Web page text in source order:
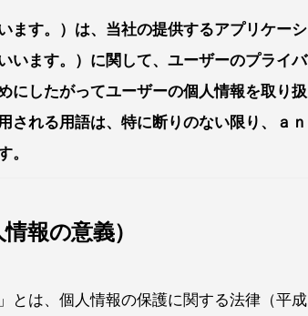
ます。）は、当社の提供するアプリケー
います。）に関して、ユーザーのプライ
にしたがってユーザーの個人情報を取り
される用語は、特に断りのない限り、ａ
。
報の意義）
とは、個人情報の保護に関する法律（平